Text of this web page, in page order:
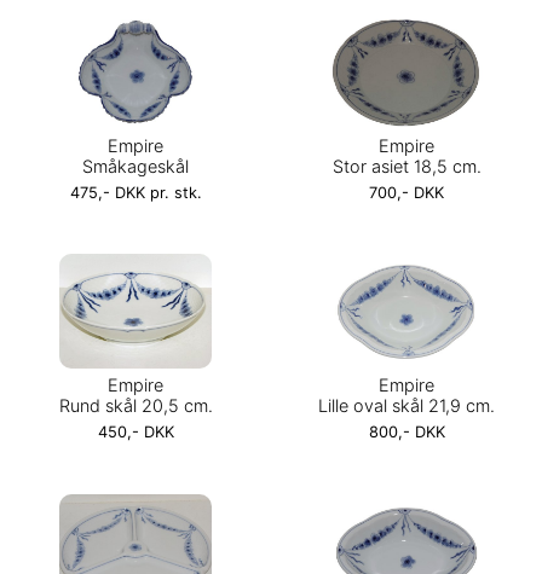
Empire
Småkageskål
475,- DKK pr. stk.
Empire
Stor asiet 18,5 cm.
700,- DKK
Empire
Rund skål 20,5 cm.
450,- DKK
Empire
Lille oval skål 21,9 cm.
800,- DKK